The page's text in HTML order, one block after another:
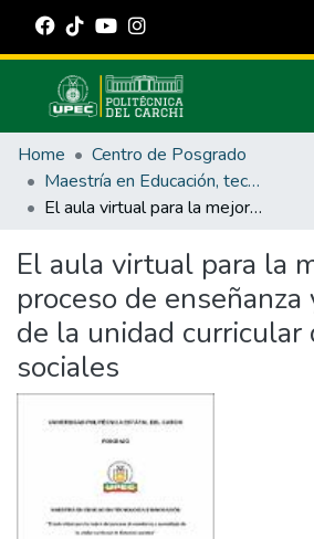
Communities & Collections
All of DSpace
Statistics
Estadísticas Externas
Manuales
Home
Centro de Posgrado
Maestría en Educación, tecnología e innovación.
El aula virtual para la mejora del proceso de enseñanza y aprendizaje de la unidad curricular de Estudios sociales
El aula virtual para la
proceso de enseñanza
de la unidad curricular
sociales